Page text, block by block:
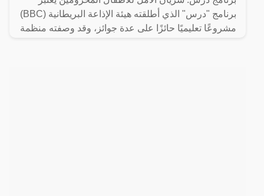
برنامج "درس" الذي أطلقته هيئة الإذاعة البريطانية (BBC)
مشروعًا تعليميًا حائزًا على عدة جوائز، وقد وصفته منظمة